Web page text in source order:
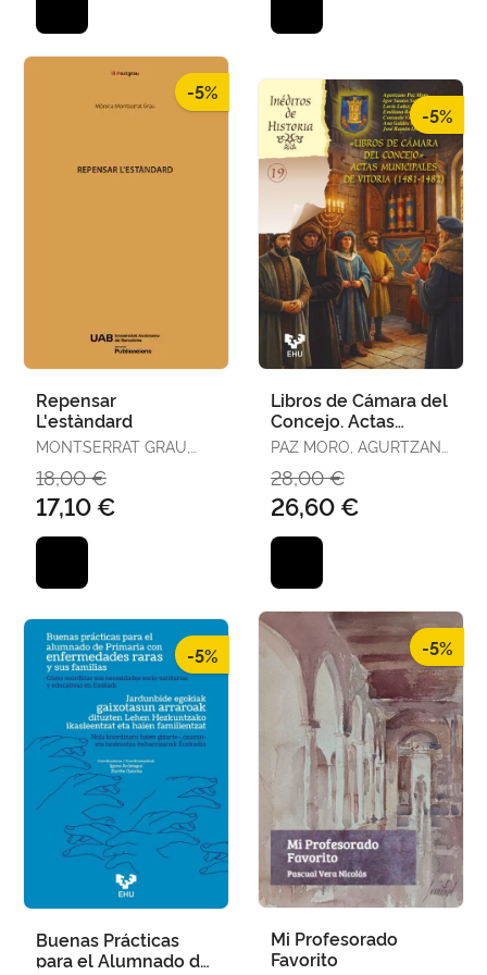
-5%
Repensar
L'estàndard
MONTSERRAT GRAU,
18,00 €
17,10 €
-5%
Libros de Cámara del
Concejo. Actas
Municipales de
Vitoria (1481-1482)
PAZ MORO, AGURTZANE
IGOR / LAHOZ
GUTIÉRREZ, LUCÍA /
RAMOS, EMILIANA /
VILLACORTA MACHO,
MONFORT, ANA / DÍAZ
28,00 €
26,60 €
-5%
Buenas Prácticas
para el Alumnado de
-5%
Mi Profesorado
Favorito